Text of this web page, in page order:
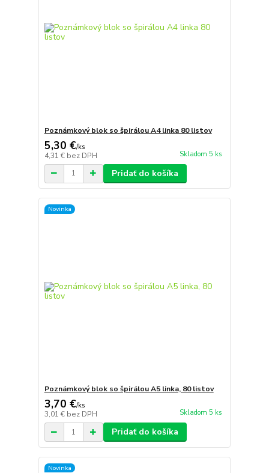
Poznámkový blok so špirálou A4 linka 80 listov
5,30 €/ks
4,31 € bez DPH Skladom 5 ks
Pridať do košíka
Novinka
Poznámkový blok so špirálou A5 linka, 80 listov
3,70 €/ks
3,01 € bez DPH Skladom 5 ks
Pridať do košíka
Novinka